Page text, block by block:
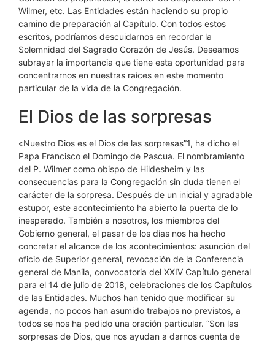
Wilmer, etc. Las Entidades están haciendo su propio
camino de preparación al Capítulo. Con todos estos
escritos, podríamos descuidarnos en recordar la
Solemnidad del Sagrado Corazón de Jesús. Deseamos
subrayar la importancia que tiene esta oportunidad para
concentrarnos en nuestras raíces en este momento
particular de la vida de la Congregación.
El Dios de las sorpresas
«Nuestro Dios es el Dios de las sorpresas”1, ha dicho el
Papa Francisco el Domingo de Pascua. El nombramiento
del P. Wilmer como obispo de Hildesheim y las
consecuencias para la Congregación sin duda tienen el
carácter de la sorpresa. Después de un inicial y agradable
estupor, este acontecimiento ha abierto la puerta de lo
inesperado. También a nosotros, los miembros del
Gobierno general, el pasar de los días nos ha hecho
concretar el alcance de los acontecimientos: asunción del
oficio de Superior general, revocación de la Conferencia
general de Manila, convocatoria del XXIV Capítulo general
para el 14 de julio de 2018, celebraciones de los Capítulos
de las Entidades. Muchos han tenido que modificar su
agenda, no pocos han asumido trabajos no previstos, a
todos se nos ha pedido una oración particular. “Son las
sorpresas de Dios, que nos ayudan a darnos cuenta de